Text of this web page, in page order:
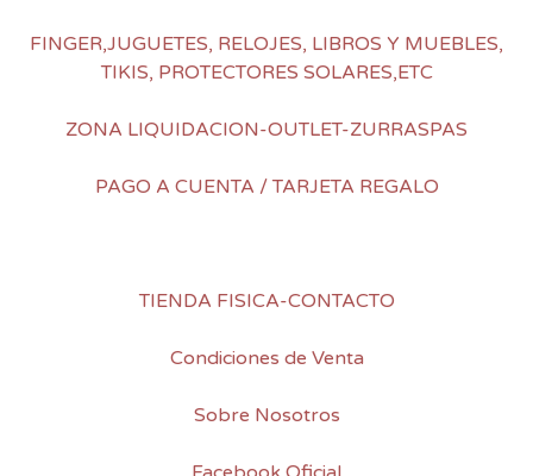
FINGER,JUGUETES, RELOJES, LIBROS Y MUEBLES,
TIKIS, PROTECTORES SOLARES,ETC
ZONA LIQUIDACION-OUTLET-ZURRASPAS
PAGO A CUENTA / TARJETA REGALO
TIENDA FISICA-CONTACTO
Condiciones de Venta
Sobre Nosotros